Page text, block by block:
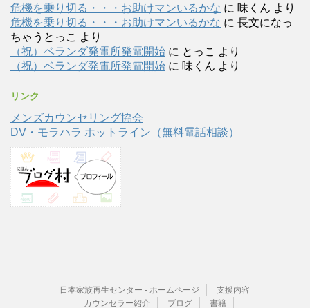
危機を乗り切る・・・お助けマンいるかな に 味くん より
危機を乗り切る・・・お助けマンいるかな に 長文になっ
ちゃうとっこ より
（祝）ベランダ発電所発電開始 に とっこ より
（祝）ベランダ発電所発電開始 に 味くん より
リンク
メンズカウンセリング協会
DV・モラハラ ホットライン（無料電話相談）
日本家族再生センター - ホームページ
支援内容
カウンセラー紹介
ブログ 書籍